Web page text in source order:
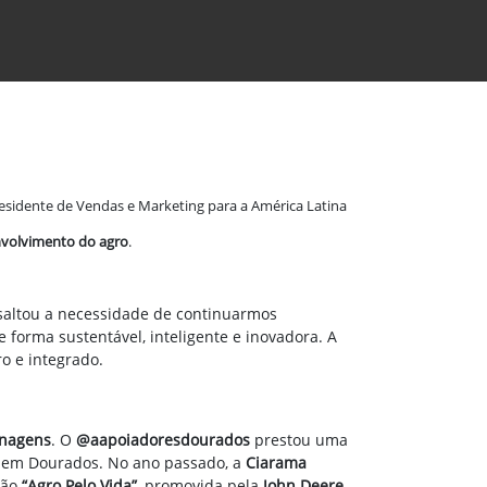
de Vendas e Marketing para a América Latina
do agro.
a necessidade de continuarmos
forma sustentável, inteligente e inovadora. A
e integrado.
. O @aapoiadoresdourados prestou uma
Dourados. No ano passado, a Ciarama